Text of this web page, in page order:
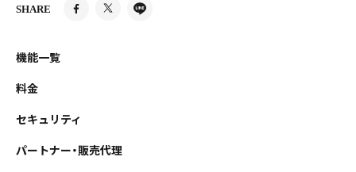
SHARE
機能一覧
料金
セキュリティ
パートナー・販売代理